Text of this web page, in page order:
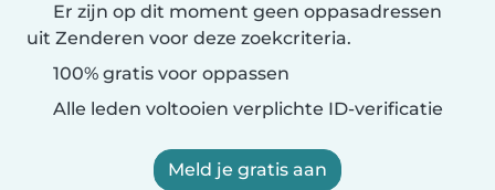
Er zijn op dit moment geen oppasadressen
uit Zenderen voor deze zoekcriteria.
100% gratis voor oppassen
Alle leden voltooien verplichte ID-verificatie
Meld je gratis aan